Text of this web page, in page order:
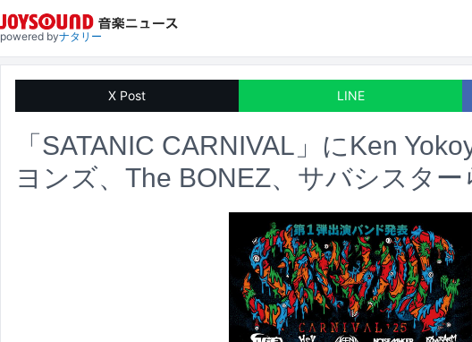
powered byナタリー
X Post LINE
「SATANIC CARNIVAL」にKen
ヨンズ、The BONEZ、サバシスター